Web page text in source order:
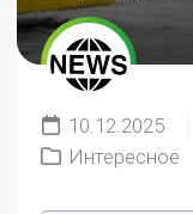
10.12.2025
Интересное